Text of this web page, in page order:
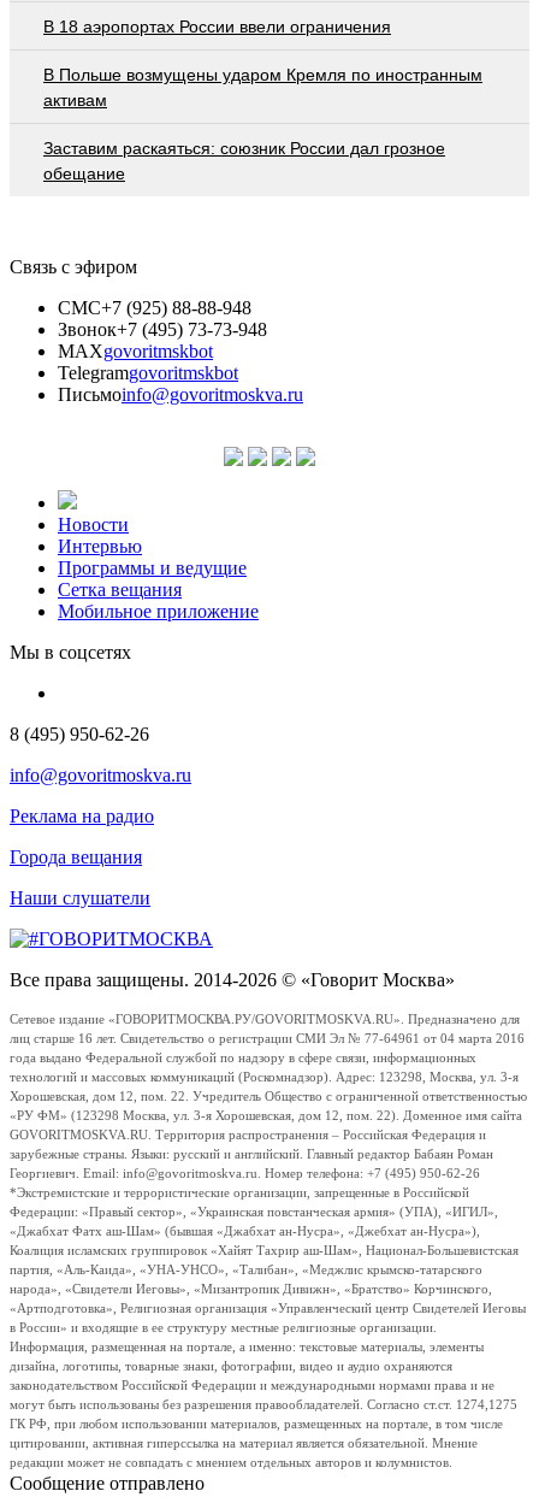
В 18 аэропортах России ввели ограничения
В Польше возмущены ударом Кремля по иностранным
активам
Заставим раскаяться: союзник России дал грозное
обещание
Связь с эфиром
СМС+7 (925) 88-88-948
Звонок+7 (495) 73-73-948
MAXgovoritmskbot
Telegramgovoritmskbot
Письмоinfo@govoritmoskva.ru
Новости
Интервью
Программы и ведущие
Сетка вещания
Мобильное приложение
Мы в соцсетях
8 (495) 950-62-26
info@govoritmoskva.ru
Реклама на радио
Города вещания
Наши слушатели
Все права защищены. 2014-2026 © «Говорит Москва»
Сетевое издание «ГОВОРИТМОСКВА.РУ/GOVORITMOSKVA.RU». Предназначено для
лиц старше 16 лет. Свидетельство о регистрации СМИ Эл № 77-64961 от 04 марта 2016
года выдано Федеральной службой по надзору в сфере связи, информационных
технологий и массовых коммуникаций (Роскомнадзор). Адрес: 123298, Москва, ул. 3-я
Хорошевская, дом 12, пом. 22. Учредитель Общество с ограниченной ответственностью
«РУ ФМ» (123298 Москва, ул. 3-я Хорошевская, дом 12, пом. 22). Доменное имя сайта
GOVORITMOSKVA.RU. Территория распространения – Российская Федерация и
зарубежные страны. Языки: русский и английский. Главный редактор Бабаян Роман
Георгиевич. Email: info@govoritmoskva.ru. Номер телефона: +7 (495) 950-62-26
*Экстремистские и террористические организации, запрещенные в Российской
Федерации: «Правый сектор», «Украинская повстанческая армия» (УПА), «ИГИЛ»,
«Джабхат Фатх аш-Шам» (бывшая «Джабхат ан-Нусра», «Джебхат ан-Нусра»),
Коалиция исламских группировок «Хайят Тахрир аш-Шам», Национал-Большевистская
партия, «Аль-Каида», «УНА-УНСО», «Талибан», «Меджлис крымско-татарского
народа», «Свидетели Иеговы», «Мизантропик Дивижн», «Братство» Корчинского,
«Артподготовка», Религиозная организация «Управленческий центр Свидетелей Иеговы
в России» и входящие в ее структуру местные религиозные организации.
Информация, размещенная на портале, а именно: текстовые материалы, элементы
дизайна, логотипы, товарные знаки, фотографии, видео и аудио охраняются
законодательством Российской Федерации и международными нормами права и не
могут быть использованы без разрешения правообладателей. Согласно ст.ст. 1274,1275
ГК РФ, при любом использовании материалов, размещенных на портале, в том числе
цитировании, активная гиперссылка на материал является обязательной. Мнение
редакции может не совпадать с мнением отдельных авторов и колумнистов.
Сообщение отправлено